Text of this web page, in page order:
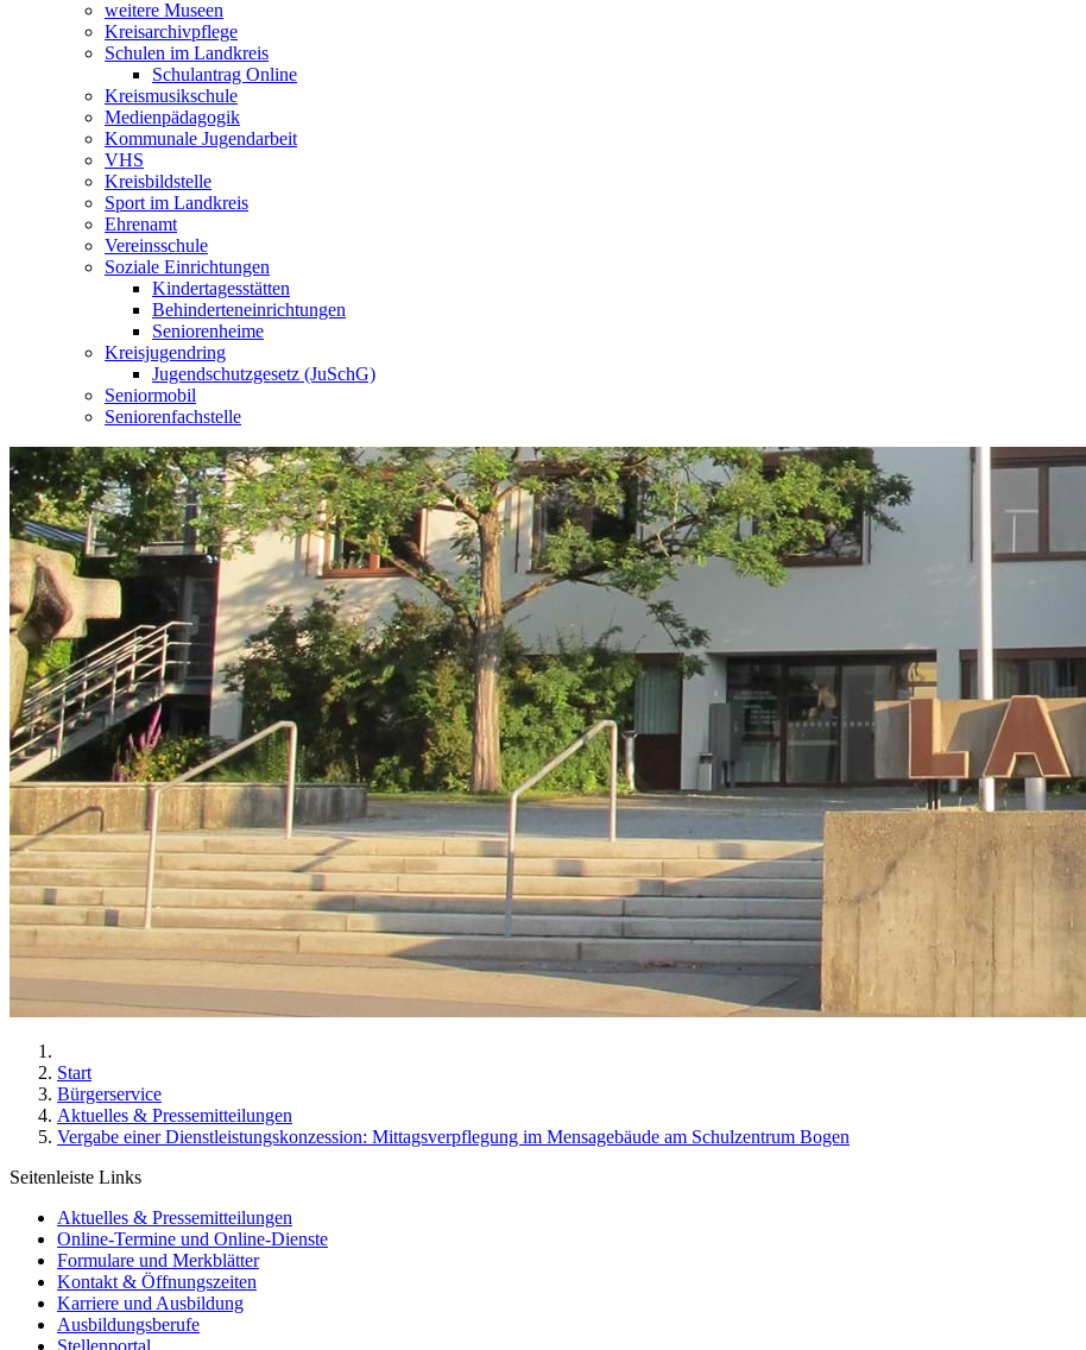
weitere Museen
Kreisarchivpflege
Schulen im Landkreis
Schulantrag Online
Kreismusikschule
Medienpädagogik
Kommunale Jugendarbeit
VHS
Kreisbildstelle
Sport im Landkreis
Ehrenamt
Vereinsschule
Soziale Einrichtungen
Kindertagesstätten
Behinderteneinrichtungen
Seniorenheime
Kreisjugendring
Jugendschutzgesetz (JuSchG)
Seniormobil
Seniorenfachstelle
Start
Bürgerservice
Aktuelles & Pressemitteilungen
Vergabe einer Dienstleistungskonzession: Mittagsverpflegung im Mensagebäude am Schulzentrum Bogen
Seitenleiste Links
Aktuelles & Pressemitteilungen
Online-Termine und Online-Dienste
Formulare und Merkblätter
Kontakt & Öffnungszeiten
Karriere und Ausbildung
Ausbildungsberufe
Stellenportal